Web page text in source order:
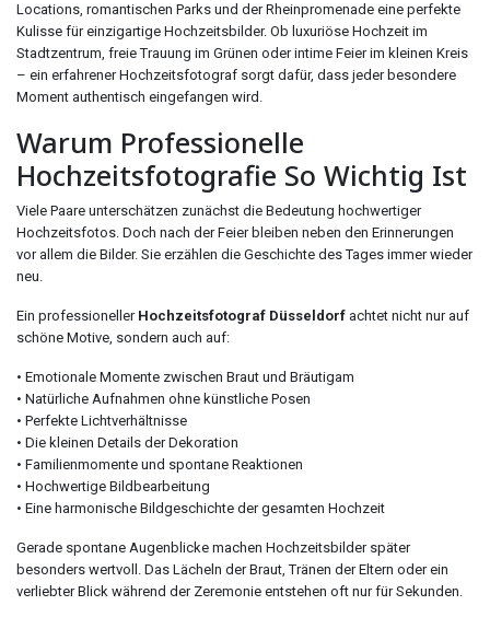
Locations, romantischen Parks und der Rheinpromenade eine perfekte
Kulisse für einzigartige Hochzeitsbilder. Ob luxuriöse Hochzeit im
Stadtzentrum, freie Trauung im Grünen oder intime Feier im kleinen Kreis
– ein erfahrener Hochzeitsfotograf sorgt dafür, dass jeder besondere
Moment authentisch eingefangen wird.
Warum Professionelle
Hochzeitsfotografie So Wichtig Ist
Viele Paare unterschätzen zunächst die Bedeutung hochwertiger
Hochzeitsfotos. Doch nach der Feier bleiben neben den Erinnerungen
vor allem die Bilder. Sie erzählen die Geschichte des Tages immer wieder
neu.
Ein professioneller Hochzeitsfotograf Düsseldorf achtet nicht nur auf
schöne Motive, sondern auch auf:
• Emotionale Momente zwischen Braut und Bräutigam
• Natürliche Aufnahmen ohne künstliche Posen
• Perfekte Lichtverhältnisse
• Die kleinen Details der Dekoration
• Familienmomente und spontane Reaktionen
• Hochwertige Bildbearbeitung
• Eine harmonische Bildgeschichte der gesamten Hochzeit
Gerade spontane Augenblicke machen Hochzeitsbilder später
besonders wertvoll. Das Lächeln der Braut, Tränen der Eltern oder ein
verliebter Blick während der Zeremonie entstehen oft nur für Sekunden.